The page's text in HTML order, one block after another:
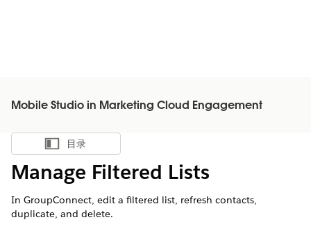
Mobile Studio in Marketing Cloud Engagement
显示目录
目录
Manage Filtered Lists
In GroupConnect, edit a filtered list, refresh contacts,
duplicate, and delete.